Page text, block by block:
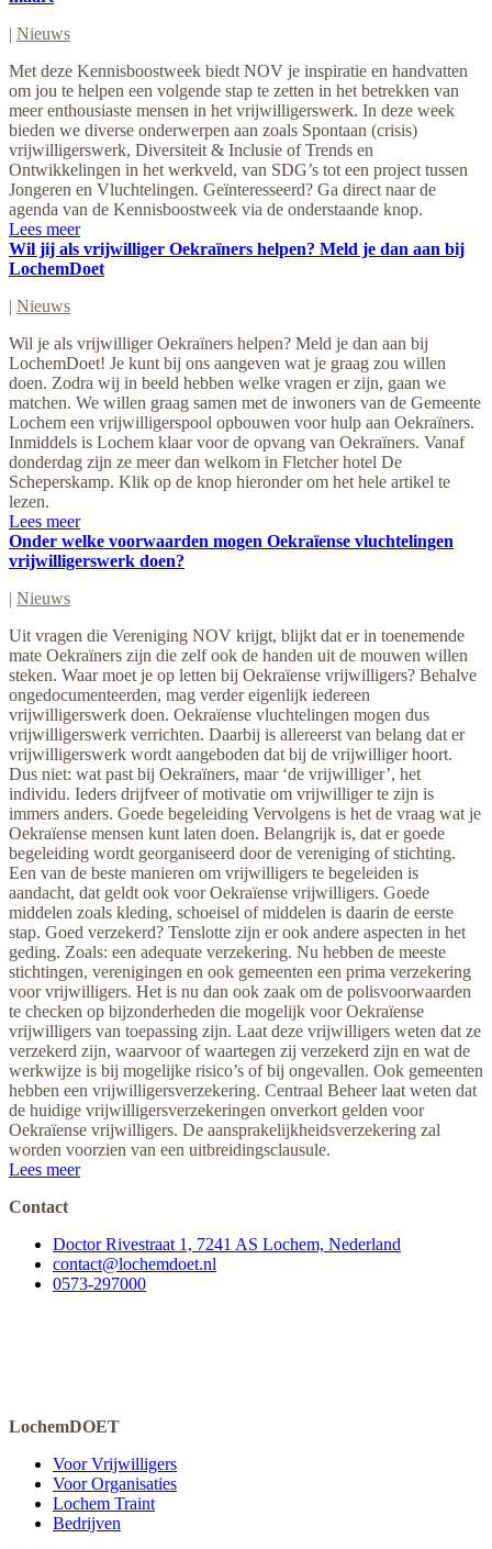
| Nieuws
Met deze Kennisboostweek biedt NOV je inspiratie en handvatten
om jou te helpen een volgende stap te zetten in het betrekken van
meer enthousiaste mensen in het vrijwilligerswerk. In deze week
bieden we diverse onderwerpen aan zoals Spontaan (crisis)
vrijwilligerswerk, Diversiteit & Inclusie of Trends en
Ontwikkelingen in het werkveld, van SDG’s tot een project tussen
Jongeren en Vluchtelingen. Geïnteresseerd? Ga direct naar de
agenda van de Kennisboostweek via de onderstaande knop.
Lees meer
Wil jij als vrijwilliger Oekraïners helpen? Meld je dan aan bij
LochemDoet
| Nieuws
Wil je als vrijwilliger Oekraïners helpen? Meld je dan aan bij
LochemDoet! Je kunt bij ons aangeven wat je graag zou willen
doen. Zodra wij in beeld hebben welke vragen er zijn, gaan we
matchen. We willen graag samen met de inwoners van de Gemeente
Lochem een vrijwilligerspool opbouwen voor hulp aan Oekraïners.
Inmiddels is Lochem klaar voor de opvang van Oekraïners. Vanaf
donderdag zijn ze meer dan welkom in Fletcher hotel De
Scheperskamp. Klik op de knop hieronder om het hele artikel te
lezen.
Lees meer
Onder welke voorwaarden mogen Oekraïense vluchtelingen
vrijwilligerswerk doen?
| Nieuws
Uit vragen die Vereniging NOV krijgt, blijkt dat er in toenemende
mate Oekraïners zijn die zelf ook de handen uit de mouwen willen
steken. Waar moet je op letten bij Oekraïense vrijwilligers? Behalve
ongedocumenteerden, mag verder eigenlijk iedereen
vrijwilligerswerk doen. Oekraïense vluchtelingen mogen dus
vrijwilligerswerk verrichten. Daarbij is allereerst van belang dat er
vrijwilligerswerk wordt aangeboden dat bij de vrijwilliger hoort.
Dus niet: wat past bij Oekraïners, maar ‘de vrijwilliger’, het
individu. Ieders drijfveer of motivatie om vrijwilliger te zijn is
immers anders. Goede begeleiding Vervolgens is het de vraag wat je
Oekraïense mensen kunt laten doen. Belangrijk is, dat er goede
begeleiding wordt georganiseerd door de vereniging of stichting.
Een van de beste manieren om vrijwilligers te begeleiden is
aandacht, dat geldt ook voor Oekraïense vrijwilligers. Goede
middelen zoals kleding, schoeisel of middelen is daarin de eerste
stap. Goed verzekerd? Tenslotte zijn er ook andere aspecten in het
geding. Zoals: een adequate verzekering. Nu hebben de meeste
stichtingen, verenigingen en ook gemeenten een prima verzekering
voor vrijwilligers. Het is nu dan ook zaak om de polisvoorwaarden
te checken op bijzonderheden die mogelijk voor Oekraïense
vrijwilligers van toepassing zijn. Laat deze vrijwilligers weten dat ze
verzekerd zijn, waarvoor of waartegen zij verzekerd zijn en wat de
werkwijze is bij mogelijke risico’s of bij ongevallen. Ook gemeenten
hebben een vrijwilligersverzekering. Centraal Beheer laat weten dat
de huidige vrijwilligersverzekeringen onverkort gelden voor
Oekraïense vrijwilligers. De aansprakelijkheidsverzekering zal
worden voorzien van een uitbreidingsclausule.
Lees meer
Contact
Doctor Rivestraat 1, 7241 AS Lochem, Nederland
contact@lochemdoet.nl
0573-297000
LochemDOET
Voor Vrijwilligers
Voor Organisaties
Lochem Traint
Bedrijven